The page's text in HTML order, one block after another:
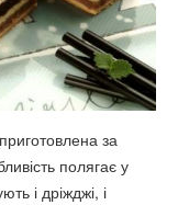
за
полягає у
і дріжджі, і